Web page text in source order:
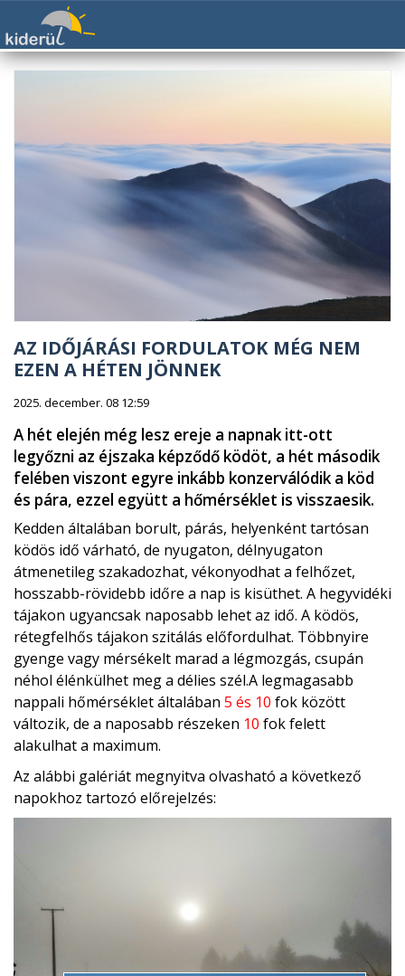
AZ IDŐJÁRÁSI FORDULATOK MÉG NEM
EZEN A HÉTEN JÖNNEK
2025. december. 08 12:59
A hét elején még lesz ereje a napnak itt-ott
legyőzni az éjszaka képződő ködöt, a hét második
felében viszont egyre inkább konzerválódik a köd
és pára, ezzel együtt a hőmérséklet is visszaesik.
Kedden általában borult, párás, helyenként tartósan
ködös idő várható, de nyugaton, délnyugaton
átmenetileg szakadozhat, vékonyodhat a felhőzet,
hosszabb-rövidebb időre a nap is kisüthet. A hegyvidéki
tájakon ugyancsak naposabb lehet az idő. A ködös,
rétegfelhős tájakon szitálás előfordulhat. Többnyire
gyenge vagy mérsékelt marad a légmozgás, csupán
néhol élénkülhet meg a délies szél.A legmagasabb
nappali hőmérséklet általában 5 és 10 fok között
változik, de a naposabb részeken 10 fok felett
alakulhat a maximum.
Az alábbi galériát megnyitva olvasható a következő
napokhoz tartozó előrejelzés: